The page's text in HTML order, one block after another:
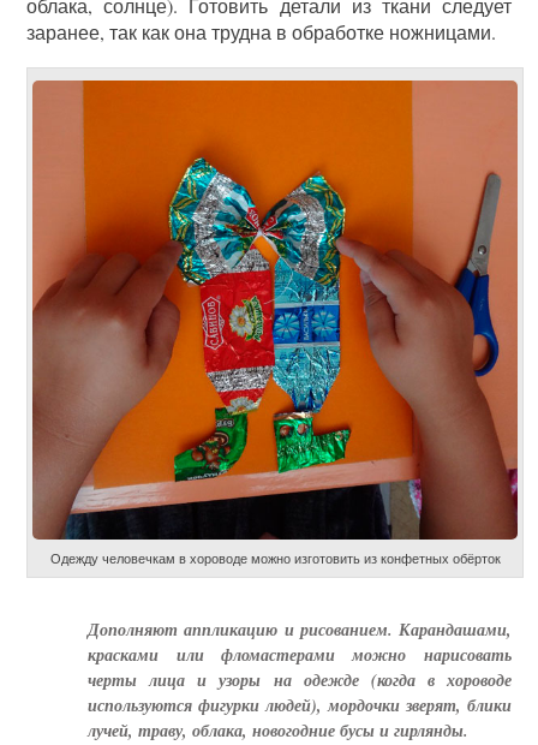
облака, солнце). Готовить детали из ткани следует
заранее, так как она трудна в обработке ножницами.
Одежду человечкам в хороводе можно изготовить из конфетных обёрток
Дополняют аппликацию и рисованием. Карандашами,
красками или фломастерами можно нарисовать
черты лица и узоры на одежде (когда в хороводе
используются фигурки людей), мордочки зверят, блики
лучей, траву, облака, новогодние бусы и гирлянды.